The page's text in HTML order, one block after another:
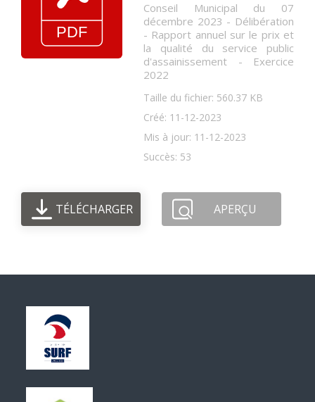
Conseil Municipal du 07
décembre 2023 - Délibération
- Rapport annuel sur le prix et
la qualité du service public
d'assainissement - Exercice
2022
Taille du fichier: 560.37 KB
Créé: 11-12-2023
Mis à jour: 11-12-2023
Succès: 53
TÉLÉCHARGER APERÇU